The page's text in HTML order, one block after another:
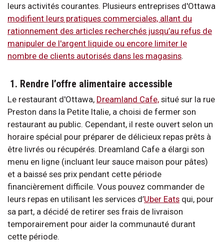
leurs activités courantes. Plusieurs entreprises d'Ottawa
modifient leurs pratiques commerciales, allant du
rationnement des articles recherchés jusqu’au refus de
manipuler de l'argent liquide ou encore limiter le
nombre de clients autorisés dans les magasins.
1. Rendre l’offre alimentaire accessible
Le restaurant d'Ottawa, Dreamland Cafe, situé sur la rue
Preston dans la Petite Italie, a choisi de fermer son
restaurant au public. Cependant, il reste ouvert selon un
horaire spécial pour préparer de délicieux repas prêts à
être livrés ou récupérés. Dreamland Cafe a élargi son
menu en ligne (incluant leur sauce maison pour pâtes)
et a baissé ses prix pendant cette période
financièrement difficile. Vous pouvez commander de
leurs repas en utilisant les services d’Uber Eats qui, pour
sa part, a décidé de retirer ses frais de livraison
temporairement pour aider la communauté durant
cette période.